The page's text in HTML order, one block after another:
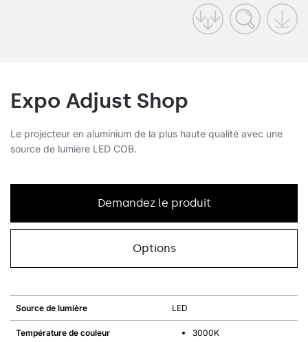
Expo Adjust Shop
Le projecteur en aluminium de la plus haute qualité avec une
source de lumière LED COB.
Demandez le produit
Options
Source de lumière LED
Température de couleur
3000K